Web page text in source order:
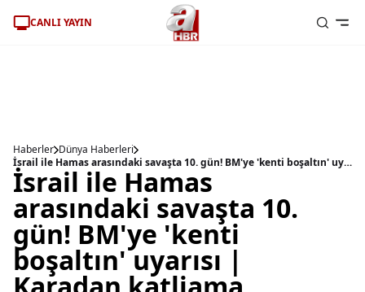
CANLI YAYIN
Haberler Dünya Haberleri
İsrail ile Hamas arasındaki savaşta 10. gün! BM'ye 'kenti boşaltın' uyarısı | Karadan katliama hazırlanıyorlar | İşte dakika dakika yaşananlar
İsrail ile Hamas
arasındaki savaşta 10.
gün! BM'ye 'kenti
boşaltın' uyarısı |